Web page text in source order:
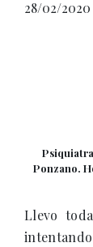
28/02/2020
Ponzano.
Llevo